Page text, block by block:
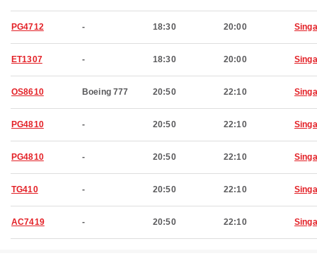
PG4712 - 18:30 20:00
ET1307 - 18:30 20:00
OS8610 Boeing 777 20:50 22:10
PG4810 - 20:50 22:10
PG4810 - 20:50 22:10
TG410 - 20:50 22:10
AC7419 - 20:50 22:10